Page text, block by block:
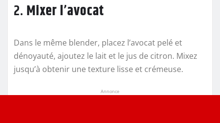
2. Mixer l’avocat
Dans le même blender, placez l’avocat pelé et
dénoyauté, ajoutez le lait et le jus de citron. Mixez
jusqu’à obtenir une texture lisse et crémeuse.
Annonce